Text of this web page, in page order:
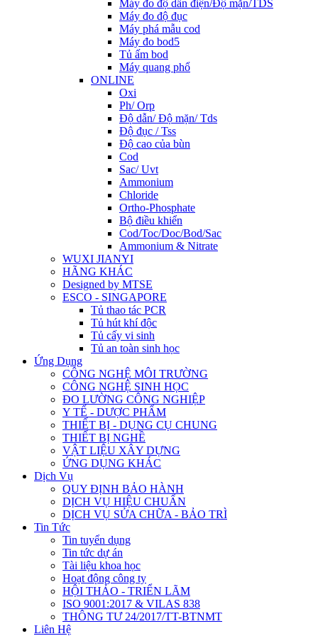
Máy đo độ dẫn điện/Độ mặn/TDS
Máy đo độ đục
Máy phá mẫu cod
Máy đo bod5
Tủ ấm bod
Máy quang phổ
ONLINE
Oxi
Ph/ Orp
Độ dẫn/ Độ mặn/ Tds
Độ đục / Tss
Độ cao của bùn
Cod
Sac/ Uvt
Ammonium
Chloride
Ortho-Phosphate
Bộ điều khiển
Cod/Toc/Doc/Bod/Sac
Ammonium & Nitrate
WUXI JIANYI
HÃNG KHÁC
Designed by MTSE
ESCO - SINGAPORE
Tủ thao tác PCR
Tủ hút khí độc
Tủ cấy vi sinh
Tủ an toàn sinh học
Ứng Dụng
CÔNG NGHỆ MÔI TRƯỜNG
CÔNG NGHỆ SINH HỌC
ĐO LƯỜNG CÔNG NGHIỆP
Y TẾ - DƯỢC PHẨM
THIẾT BỊ - DỤNG CỤ CHUNG
THIẾT BỊ NGHỀ
VẬT LIỆU XÂY DỰNG
ỨNG DỤNG KHÁC
Dịch Vụ
QUY ĐỊNH BẢO HÀNH
DỊCH VỤ HIỆU CHUẨN
DỊCH VỤ SỬA CHỮA - BẢO TRÌ
Tin Tức
Tin tuyển dụng
Tin tức dự án
Tài liệu khoa học
Hoạt động công ty
HỘI THẢO - TRIỂN LÃM
ISO 9001:2017 & VILAS 838
THÔNG TƯ 24/2017/TT-BTNMT
Liên Hệ